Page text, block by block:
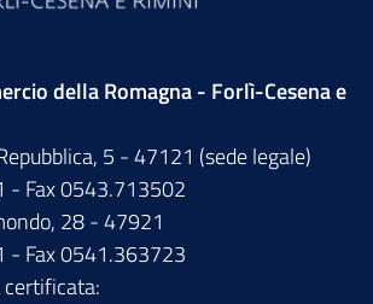
della Romagna - Forlì-Cesena e
5 - 47121 (sede legale)
- Fax 0543.713502
28 - 47921
- Fax 0541.363723